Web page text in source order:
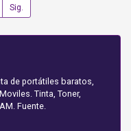
Sig.
de portátiles baratos,
Tinta, Toner,
Fuente.